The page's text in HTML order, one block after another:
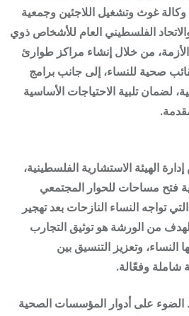
غوث وتشغيل اللاجئين وجمعية
والاتحاد الفلسطيني العام للأشخاص ذوي
الأزمة، من خلال إنشاء مراكز طوارئ
صحية للنساء، إلى جانب برامج
لضمان تلبية الاحتياجات الأساسية
الهيئة الاستشارية الفلسطينية،
فتح مساحات للحوار المجتمعي
تواجه النساء النازحات بعد تهجير
من الورشة هو توثيق التجارب
النساء، وتعزيز التنسيق بين
شاملة وفعّالة.
على أدوار المؤسسات الصحية